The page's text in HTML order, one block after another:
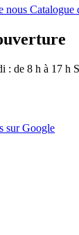
nous Catalogue
: de 8 h à 17 h
sur Google